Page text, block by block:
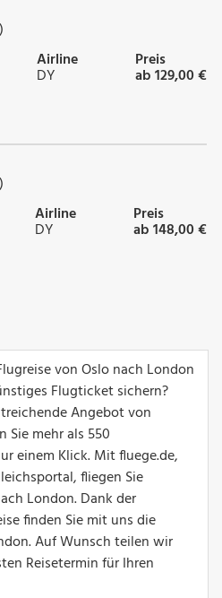
Airline
DY
Preis
ab 129,00 €
Airline
DY
Preis
ab 148,00 €
von Oslo nach London
Flugticket sichern?
Angebot von
Sie mehr als 550
einem Klick. Mit fluege.de,
fliegen Sie
London. Dank der
finden Sie mit uns die
Auf Wunsch teilen wir
Reisetermin für Ihren